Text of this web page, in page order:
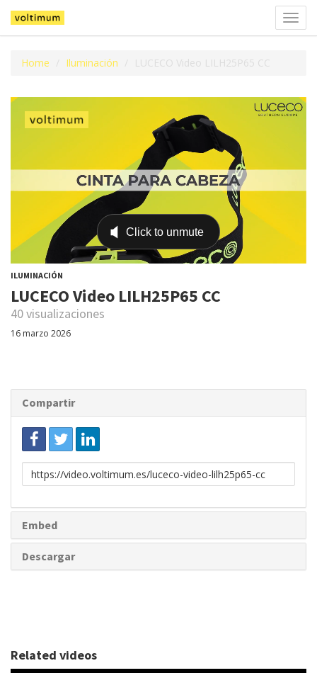
la
Home
Iluminación LUCECO Video LILH25P65 CC
ILUMINACIÓN
LUCECO Video LILH25P65 CC
40 visualizaciones
16 marzo 2026
Compartir
Enlace
para
Embed
Descargar
Related videos